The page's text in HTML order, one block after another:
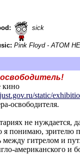
sick
Pink Floyd - ATOM
кино
static/exhibitio
освободителя.
не нуждается,
я понимаю, зрителю
между гитрелом и
американского и